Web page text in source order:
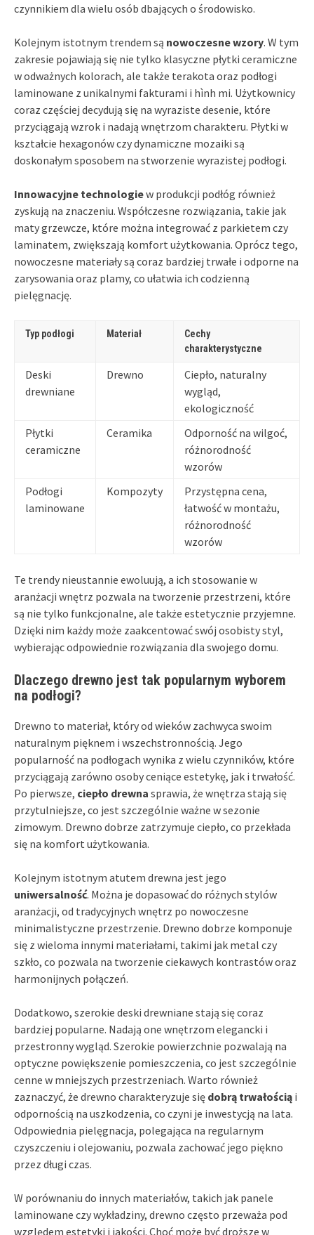
czynnikiem dla wielu osób dbających o środowisko.
Kolejnym istotnym trendem są nowoczesne wzory. W tym
zakresie pojawiają się nie tylko klasyczne płytki ceramiczne
w odważnych kolorach, ale także terakota oraz podłogi
laminowane z unikalnymi fakturami i hình mi. Użytkownicy
coraz częściej decydują się na wyraziste desenie, które
przyciągają wzrok i nadają wnętrzom charakteru. Płytki w
kształcie hexagonów czy dynamiczne mozaiki są
doskonałym sposobem na stworzenie wyrazistej podłogi.
Innowacyjne technologiew produkcji podłóg również
zyskują na znaczeniu. Współczesne rozwiązania, takie jak
maty grzewcze, które można integrować z parkietem czy
laminatem, zwiększają komfort użytkowania. Oprócz tego,
nowoczesne materiały są coraz bardziej trwałe i odporne na
zarysowania oraz plamy, co ułatwia ich codzienną
pielęgnację.
Typ podłogi Materiał
Cechy
charakterystyczne
Deski
drewniane
Drewno
Ciepło, naturalny
wygląd,
ekologiczność
Płytki
ceramiczne
Ceramika
Odporność na wilgoć,
różnorodność
wzorów
Podłogi
laminowane
Kompozyty
Przystępna cena,
łatwość w montażu,
różnorodność
wzorów
Te trendy nieustannie ewoluują, a ich stosowanie w
aranżacji wnętrz pozwala na tworzenie przestrzeni, które
są nie tylko funkcjonalne, ale także estetycznie przyjemne.
Dzięki nim każdy może zaakcentować swój osobisty styl,
wybierając odpowiednie rozwiązania dla swojego domu.
Dlaczego drewno jest tak popularnym wyborem
na podłogi?
Drewno to materiał, który od wieków zachwyca swoim
naturalnym pięknem i wszechstronnością. Jego
popularność na podłogach wynika z wielu czynników, które
przyciągają zarówno osoby ceniące estetykę, jak i trwałość.
Po pierwsze, ciepło drewna sprawia, że wnętrza stają się
przytulniejsze, co jest szczególnie ważne w sezonie
zimowym. Drewno dobrze zatrzymuje ciepło, co przekłada
się na komfort użytkowania.
Kolejnym istotnym atutem drewna jest jego
uniwersalność. Można je dopasować do różnych stylów
aranżacji, od tradycyjnych wnętrz po nowoczesne
minimalistyczne przestrzenie. Drewno dobrze komponuje
się z wieloma innymi materiałami, takimi jak metal czy
szkło, co pozwala na tworzenie ciekawych kontrastów oraz
harmonijnych połączeń.
Dodatkowo, szerokie deski drewniane stają się coraz
bardziej popularne. Nadają one wnętrzom elegancki i
przestronny wygląd. Szerokie powierzchnie pozwalają na
optyczne powiększenie pomieszczenia, co jest szczególnie
cenne w mniejszych przestrzeniach. Warto również
zaznaczyć, że drewno charakteryzuje się dobrą trwałością i
odpornością na uszkodzenia, co czyni je inwestycją na lata.
Odpowiednia pielęgnacja, polegająca na regularnym
czyszczeniu i olejowaniu, pozwala zachować jego piękno
przez długi czas.
W porównaniu do innych materiałów, takich jak panele
laminowane czy wykładziny, drewno często przeważa pod
względem estetyki i jakości. Choć może być droższe w